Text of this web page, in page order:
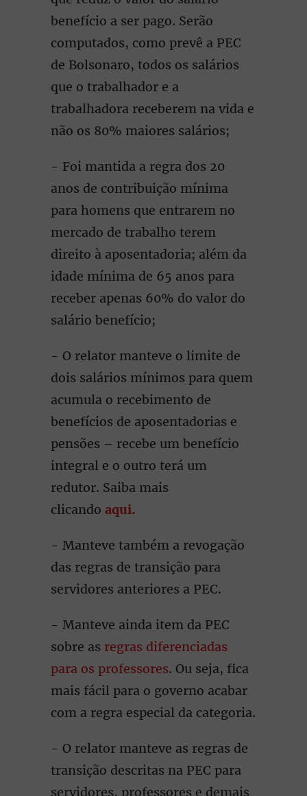
benefício a ser pago. Serão
computados, como prevê a PEC
de Bolsonaro, todos os salários
que o trabalhador e a
trabalhadora receberem na vida e
não os 80% maiores salários;
- Foi mantida a regra dos 20
anos de contribuição mínima
para homens que entrarem no
mercado de trabalho terem
direito à aposentadoria; além da
idade mínima de 65 anos para
receber apenas 60% do valor do
salário benefício;
- O relator manteve o limite de
dois salários mínimos para quem
acumula o recebimento de
benefícios de aposentadorias e
pensões – recebe um benefício
integral e o outro terá um
redutor. Saiba mais
clicando aqui.
- Manteve também a revogação
das regras de transição para
servidores anteriores a PEC.
- Manteve ainda item da PEC
sobre as regras diferenciadas
para os professores. Ou seja, fica
mais fácil para o governo acabar
com a regra especial da categoria.
- O relator manteve as regras de
transição descritas na PEC para
servidores, professores e demais